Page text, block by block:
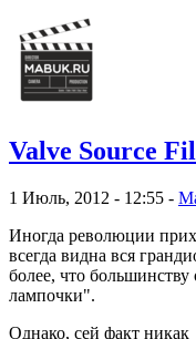
Valve Source
1 Июль, 2012 - 12:55 -
Иногда революции
всегда видна вся
более, что
лампочки".
Однако, сей факт никак